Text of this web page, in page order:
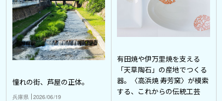
憧れの街、芦屋の正体。
兵庫県 2026/06/19
有田焼や伊万里焼を支える
「天草陶石」の産地でつくる
器。〈高浜焼 寿芳窯〉が模索
する、これからの伝統工芸